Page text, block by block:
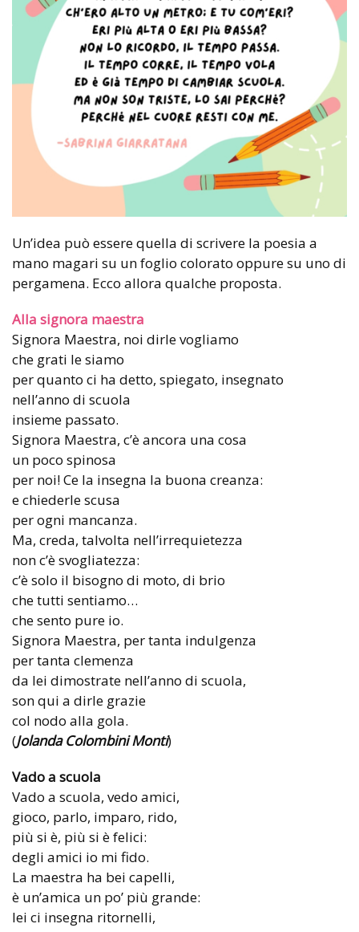
Un’idea può essere quella di scrivere la poesia a
mano magari su un foglio colorato oppure su uno di
pergamena. Ecco allora qualche proposta.
Alla signora maestra
Signora Maestra, noi dirle vogliamo
che grati le siamo
per quanto ci ha detto, spiegato, insegnato
nell’anno di scuola
insieme passato.
Signora Maestra, c’è ancora una cosa
un poco spinosa
per noi! Ce la insegna la buona creanza:
e chiederle scusa
per ogni mancanza.
Ma, creda, talvolta nell’irrequietezza
non c’è svogliatezza:
c’è solo il bisogno di moto, di brio
che tutti sentiamo…
che sento pure io.
Signora Maestra, per tanta indulgenza
per tanta clemenza
da lei dimostrate nell’anno di scuola,
son qui a dirle grazie
col nodo alla gola.
(Jolanda Colombini Monti)
Vado a scuola
Vado a scuola, vedo amici,
gioco, parlo, imparo, rido,
più si è, più si è felici:
degli amici io mi fido.
La maestra ha bei capelli,
è un’amica un po’ più grande:
lei ci insegna ritornelli,